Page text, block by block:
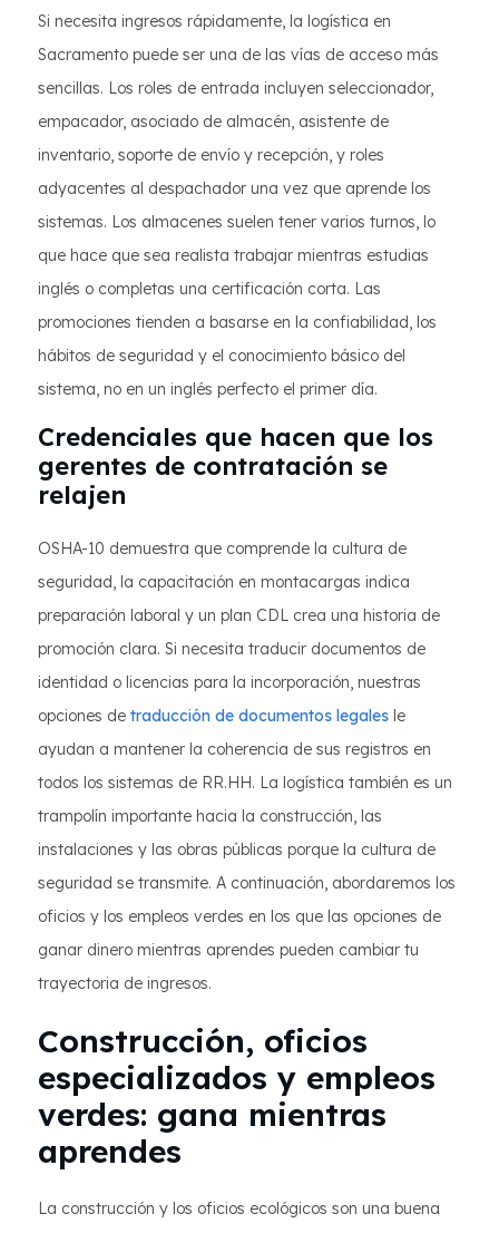
Si necesita ingresos rápidamente, la logística en
Sacramento puede ser una de las vías de acceso más
sencillas. Los roles de entrada incluyen seleccionador,
empacador, asociado de almacén, asistente de
inventario, soporte de envío y recepción, y roles
adyacentes al despachador una vez que aprende los
sistemas. Los almacenes suelen tener varios turnos, lo
que hace que sea realista trabajar mientras estudias
inglés o completas una certificación corta. Las
promociones tienden a basarse en la confiabilidad, los
hábitos de seguridad y el conocimiento básico del
sistema, no en un inglés perfecto el primer día.
Credenciales que hacen que los
gerentes de contratación se
relajen
OSHA-10 demuestra que comprende la cultura de
seguridad, la capacitación en montacargas indica
preparación laboral y un plan CDL crea una historia de
promoción clara. Si necesita traducir documentos de
identidad o licencias para la incorporación, nuestras
opciones de traducción de documentos legales le
ayudan a mantener la coherencia de sus registros en
todos los sistemas de RR.HH. La logística también es un
trampolín importante hacia la construcción, las
instalaciones y las obras públicas porque la cultura de
seguridad se transmite. A continuación, abordaremos los
oficios y los empleos verdes en los que las opciones de
ganar dinero mientras aprendes pueden cambiar tu
trayectoria de ingresos.
Construcción, oficios
especializados y empleos
verdes: gana mientras
aprendes
La construcción y los oficios ecológicos son una buena